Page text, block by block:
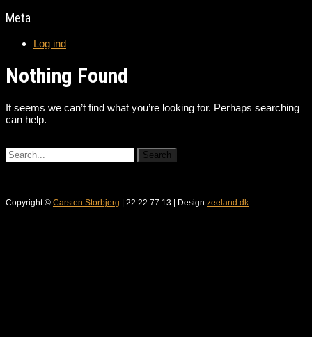
Meta
Log ind
Nothing Found
It seems we can’t find what you’re looking for. Perhaps searching
can help.
Copyright © Carsten Storbjerg | 22 22 77 13 | Design zeeland.dk